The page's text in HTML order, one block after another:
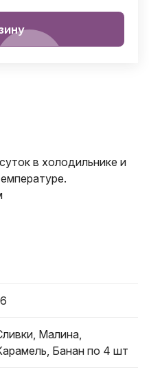
в холодильнике и
Малина,
Банан по 4 шт